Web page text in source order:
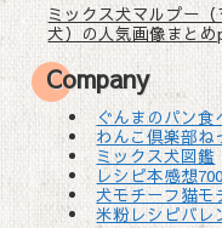
ミックス犬マルプー
犬）の人気画像まとめ
Company
ぐんまのパン食
わんこ倶楽部ね
ミックス犬図鑑
レシピ本感想
犬モチーフ猫モ
米粉レシピバレ